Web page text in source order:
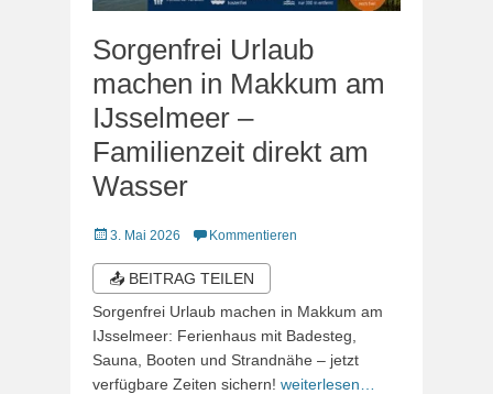
Sorgenfrei Urlaub
machen in Makkum am
IJsselmeer –
Familienzeit direkt am
Wasser
Veröffentlicht
3. Mai 2026 Kommentieren
📤 BEITRAG TEILEN
Sorgenfrei Urlaub machen in Makkum am
IJsselmeer: Ferienhaus mit Badesteg,
Sauna, Booten und Strandnähe – jetzt
verfügbare Zeiten sichern! weiterlesen…